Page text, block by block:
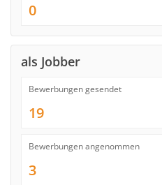
0
als Jobber
Bewerbungen gesendet
19
Bewerbungen angenommen
3